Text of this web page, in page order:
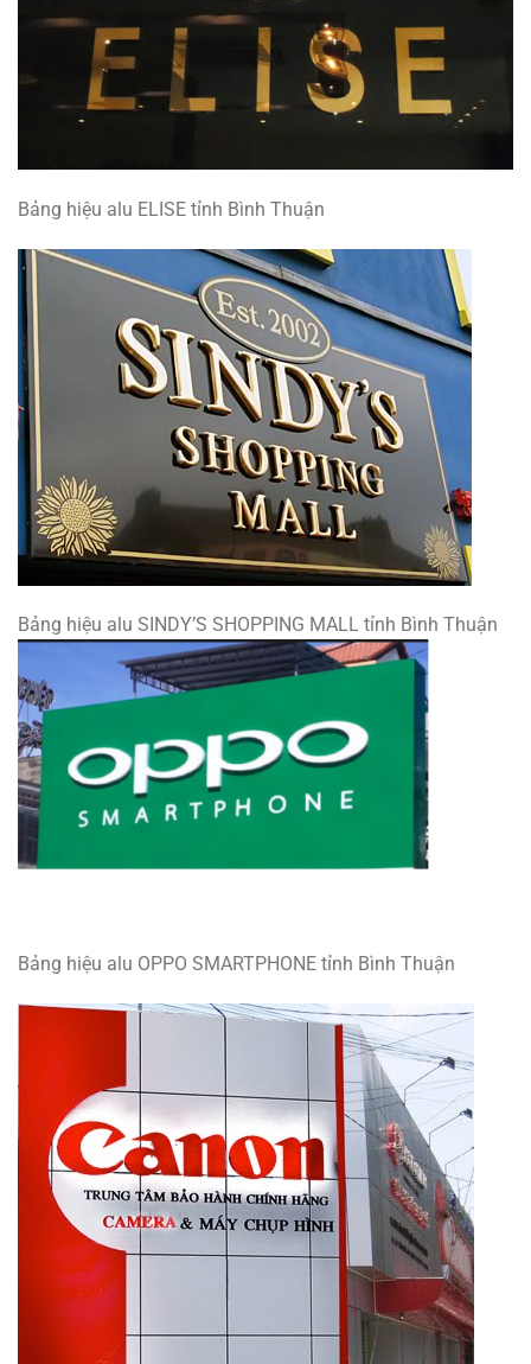
Bảng hiệu alu ELISE tỉnh Bình Thuận
Bảng hiệu alu SINDY’S SHOPPING MALL tỉnh Bình Thuận
Bảng hiệu alu OPPO SMARTPHONE tỉnh Bình Thuận